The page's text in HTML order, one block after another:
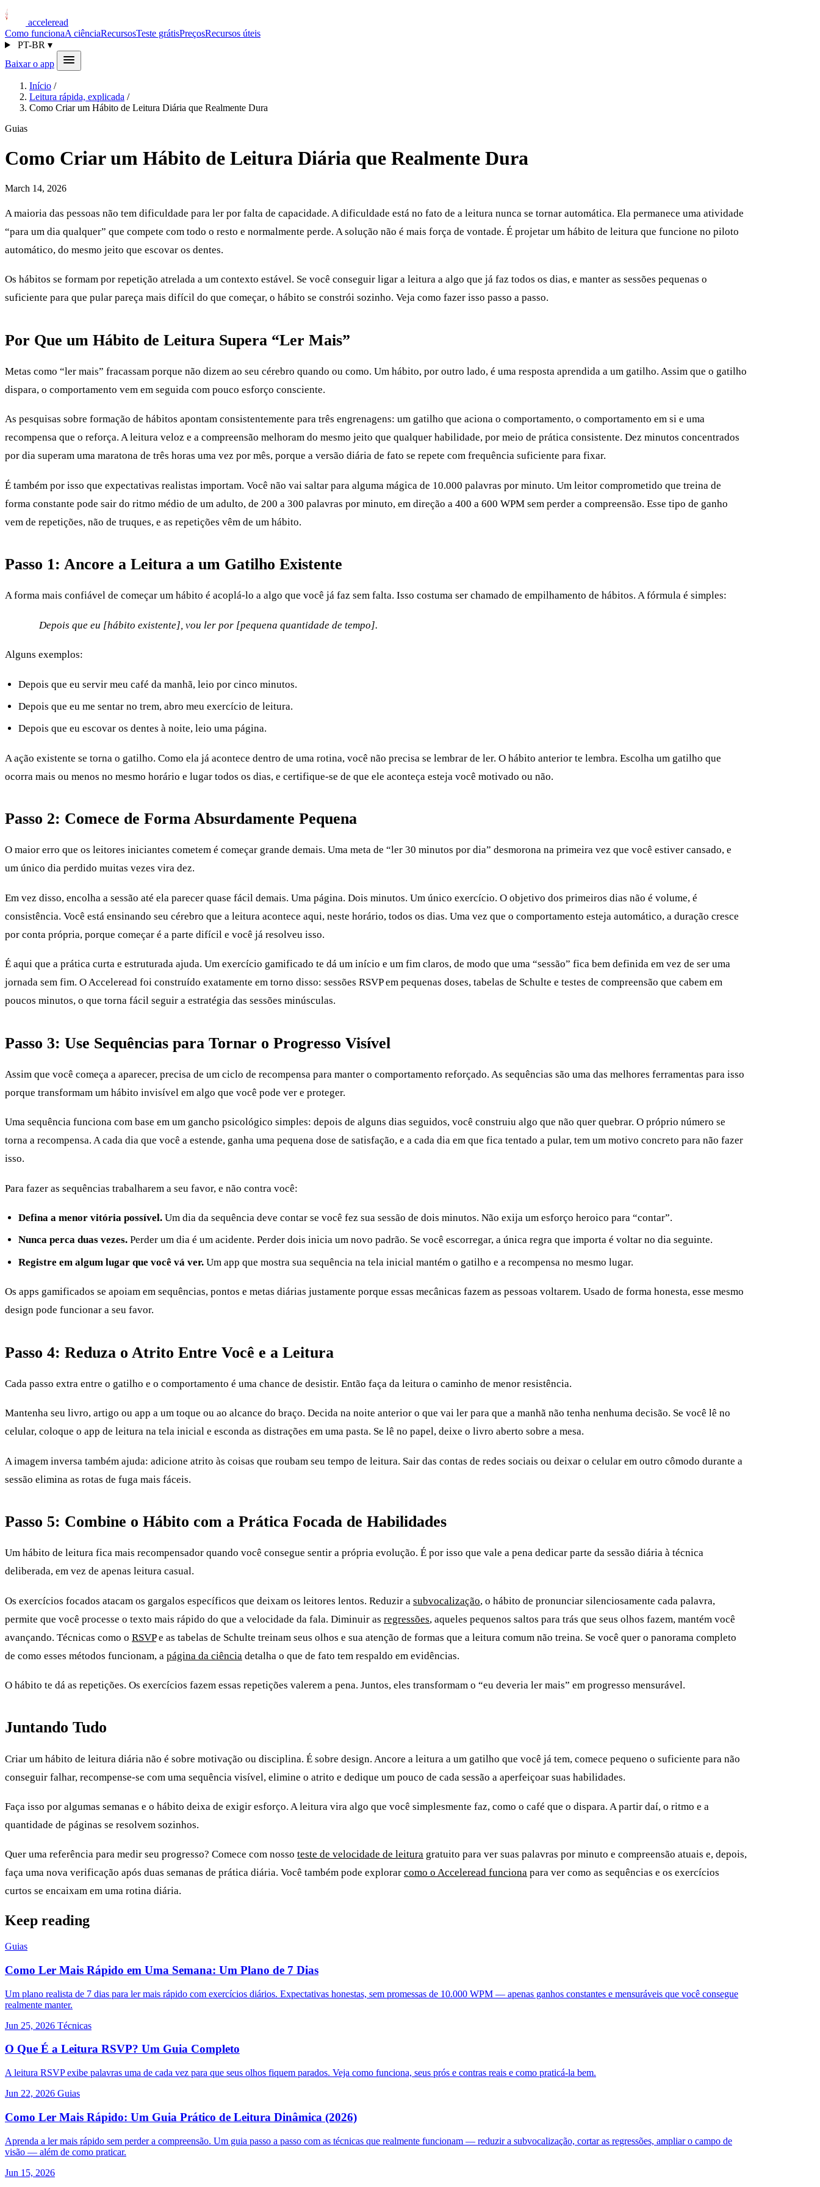
acceleread
Como funcionaA ciênciaRecursosTeste grátisPreçosRecursos úteis
PT-BR ▾
Baixar o app
Início /
Leitura rápida, explicada /
Como Criar um Hábito de Leitura Diária que Realmente Dura
Guias
Como Criar um Hábito de Leitura Diária que Realmente Dura
March 14, 2026
A maioria das pessoas não tem dificuldade para ler por falta de capacidade. A dificuldade está no fato de a leitura nunca se tornar automática. Ela permanece uma atividade
“para um dia qualquer” que compete com todo o resto e normalmente perde. A solução não é mais força de vontade. É projetar um hábito de leitura que funcione no piloto
automático, do mesmo jeito que escovar os dentes.
Os hábitos se formam por repetição atrelada a um contexto estável. Se você conseguir ligar a leitura a algo que já faz todos os dias, e manter as sessões pequenas o
suficiente para que pular pareça mais difícil do que começar, o hábito se constrói sozinho. Veja como fazer isso passo a passo.
Por Que um Hábito de Leitura Supera “Ler Mais”
Metas como “ler mais” fracassam porque não dizem ao seu cérebro quando ou como. Um hábito, por outro lado, é uma resposta aprendida a um gatilho. Assim que o gatilho
dispara, o comportamento vem em seguida com pouco esforço consciente.
As pesquisas sobre formação de hábitos apontam consistentemente para três engrenagens: um gatilho que aciona o comportamento, o comportamento em si e uma
recompensa que o reforça. A leitura veloz e a compreensão melhoram do mesmo jeito que qualquer habilidade, por meio de prática consistente. Dez minutos concentrados
por dia superam uma maratona de três horas uma vez por mês, porque a versão diária de fato se repete com frequência suficiente para fixar.
É também por isso que expectativas realistas importam. Você não vai saltar para alguma mágica de 10.000 palavras por minuto. Um leitor comprometido que treina de
forma constante pode sair do ritmo médio de um adulto, de 200 a 300 palavras por minuto, em direção a 400 a 600 WPM sem perder a compreensão. Esse tipo de ganho
vem de repetições, não de truques, e as repetições vêm de um hábito.
Passo 1: Ancore a Leitura a um Gatilho Existente
A forma mais confiável de começar um hábito é acoplá-lo a algo que você já faz sem falta. Isso costuma ser chamado de empilhamento de hábitos. A fórmula é simples:
Depois que eu [hábito existente], vou ler por [pequena quantidade de tempo].
Alguns exemplos:
Depois que eu servir meu café da manhã, leio por cinco minutos.
Depois que eu me sentar no trem, abro meu exercício de leitura.
Depois que eu escovar os dentes à noite, leio uma página.
A ação existente se torna o gatilho. Como ela já acontece dentro de uma rotina, você não precisa se lembrar de ler. O hábito anterior te lembra. Escolha um gatilho que
ocorra mais ou menos no mesmo horário e lugar todos os dias, e certifique-se de que ele aconteça esteja você motivado ou não.
Passo 2: Comece de Forma Absurdamente Pequena
O maior erro que os leitores iniciantes cometem é começar grande demais. Uma meta de “ler 30 minutos por dia” desmorona na primeira vez que você estiver cansado, e
um único dia perdido muitas vezes vira dez.
Em vez disso, encolha a sessão até ela parecer quase fácil demais. Uma página. Dois minutos. Um único exercício. O objetivo dos primeiros dias não é volume, é
consistência. Você está ensinando seu cérebro que a leitura acontece aqui, neste horário, todos os dias. Uma vez que o comportamento esteja automático, a duração cresce
por conta própria, porque começar é a parte difícil e você já resolveu isso.
É aqui que a prática curta e estruturada ajuda. Um exercício gamificado te dá um início e um fim claros, de modo que uma “sessão” fica bem definida em vez de ser uma
jornada sem fim. O Acceleread foi construído exatamente em torno disso: sessões RSVP em pequenas doses, tabelas de Schulte e testes de compreensão que cabem em
poucos minutos, o que torna fácil seguir a estratégia das sessões minúsculas.
Passo 3: Use Sequências para Tornar o Progresso Visível
Assim que você começa a aparecer, precisa de um ciclo de recompensa para manter o comportamento reforçado. As sequências são uma das melhores ferramentas para isso
porque transformam um hábito invisível em algo que você pode ver e proteger.
Uma sequência funciona com base em um gancho psicológico simples: depois de alguns dias seguidos, você construiu algo que não quer quebrar. O próprio número se
torna a recompensa. A cada dia que você a estende, ganha uma pequena dose de satisfação, e a cada dia em que fica tentado a pular, tem um motivo concreto para não fazer
isso.
Para fazer as sequências trabalharem a seu favor, e não contra você:
Defina a menor vitória possível. Um dia da sequência deve contar se você fez sua sessão de dois minutos. Não exija um esforço heroico para “contar”.
Nunca perca duas vezes. Perder um dia é um acidente. Perder dois inicia um novo padrão. Se você escorregar, a única regra que importa é voltar no dia seguinte.
Registre em algum lugar que você vá ver. Um app que mostra sua sequência na tela inicial mantém o gatilho e a recompensa no mesmo lugar.
Os apps gamificados se apoiam em sequências, pontos e metas diárias justamente porque essas mecânicas fazem as pessoas voltarem. Usado de forma honesta, esse mesmo
design pode funcionar a seu favor.
Passo 4: Reduza o Atrito Entre Você e a Leitura
Cada passo extra entre o gatilho e o comportamento é uma chance de desistir. Então faça da leitura o caminho de menor resistência.
Mantenha seu livro, artigo ou app a um toque ou ao alcance do braço. Decida na noite anterior o que vai ler para que a manhã não tenha nenhuma decisão. Se você lê no
celular, coloque o app de leitura na tela inicial e esconda as distrações em uma pasta. Se lê no papel, deixe o livro aberto sobre a mesa.
A imagem inversa também ajuda: adicione atrito às coisas que roubam seu tempo de leitura. Sair das contas de redes sociais ou deixar o celular em outro cômodo durante a
sessão elimina as rotas de fuga mais fáceis.
Passo 5: Combine o Hábito com a Prática Focada de Habilidades
Um hábito de leitura fica mais recompensador quando você consegue sentir a própria evolução. É por isso que vale a pena dedicar parte da sessão diária à técnica
deliberada, em vez de apenas leitura casual.
Os exercícios focados atacam os gargalos específicos que deixam os leitores lentos. Reduzir a subvocalização, o hábito de pronunciar silenciosamente cada palavra,
permite que você processe o texto mais rápido do que a velocidade da fala. Diminuir as regressões, aqueles pequenos saltos para trás que seus olhos fazem, mantém você
avançando. Técnicas como o RSVPe as tabelas de Schulte treinam seus olhos e sua atenção de formas que a leitura comum não treina. Se você quer o panorama completo
de como esses métodos funcionam, a página da ciência detalha o que de fato tem respaldo em evidências.
O hábito te dá as repetições. Os exercícios fazem essas repetições valerem a pena. Juntos, eles transformam o “eu deveria ler mais” em progresso mensurável.
Juntando Tudo
Criar um hábito de leitura diária não é sobre motivação ou disciplina. É sobre design. Ancore a leitura a um gatilho que você já tem, comece pequeno o suficiente para não
conseguir falhar, recompense-se com uma sequência visível, elimine o atrito e dedique um pouco de cada sessão a aperfeiçoar suas habilidades.
Faça isso por algumas semanas e o hábito deixa de exigir esforço. A leitura vira algo que você simplesmente faz, como o café que o dispara. A partir daí, o ritmo e a
quantidade de páginas se resolvem sozinhos.
Quer uma referência para medir seu progresso? Comece com nosso teste de velocidade de leitura gratuito para ver suas palavras por minuto e compreensão atuais e, depois,
faça uma nova verificação após duas semanas de prática diária. Você também pode explorar como o Acceleread funciona para ver como as sequências e os exercícios
curtos se encaixam em uma rotina diária.
Keep reading
Guias
Como Ler Mais Rápido em Uma Semana: Um Plano de 7 Dias
Um plano realista de 7 dias para ler mais rápido com exercícios diários. Expectativas honestas, sem promessas de 10.000 WPM — apenas ganhos constantes e mensuráveis que você consegue
realmente manter.
Jun 25, 2026 Técnicas
O Que É a Leitura RSVP? Um Guia Completo
A leitura RSVP exibe palavras uma de cada vez para que seus olhos fiquem parados. Veja como funciona, seus prós e contras reais e como praticá-la bem.
Jun 22, 2026 Guias
Como Ler Mais Rápido: Um Guia Prático de Leitura Dinâmica (2026)
Aprenda a ler mais rápido sem perder a compreensão. Um guia passo a passo com as técnicas que realmente funcionam — reduzir a subvocalização, cortar as regressões, ampliar o campo de
visão — além de como praticar.
Jun 15, 2026